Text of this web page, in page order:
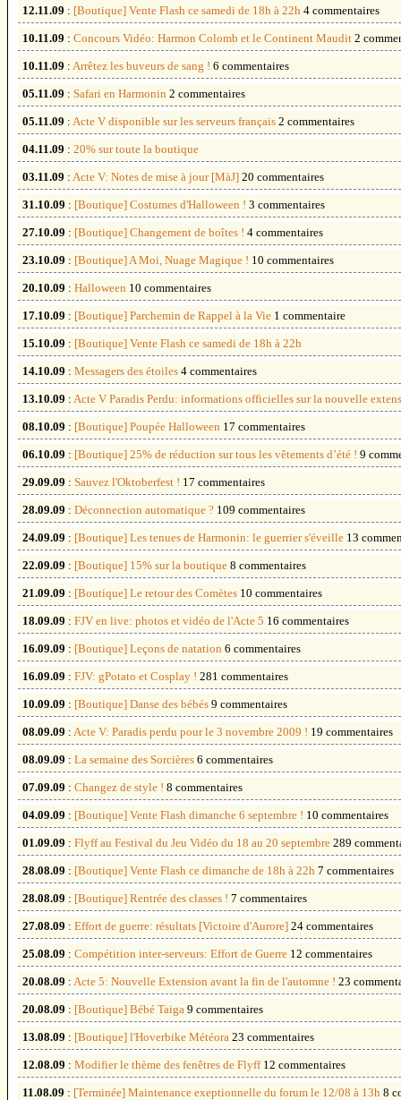
12.11.09 : [Boutique] Vente Flash ce samedi de 18h à 22h 4 commentaires
10.11.09 : Concours Vidéo: Harmon Colomb et le Continent Maudit 2
10.11.09 : Arrêtez les buveurs de sang ! 6 commentaires
05.11.09 : Safari en Harmonin 2 commentaires
05.11.09 : Acte V disponible sur les serveurs français 2 commentaires
04.11.09 : 20% sur toute la boutique
03.11.09 : Acte V: Notes de mise à jour [MàJ] 20 commentaires
31.10.09 : [Boutique] Costumes d'Halloween ! 3 commentaires
27.10.09 : [Boutique] Changement de boîtes ! 4 commentaires
23.10.09 : [Boutique] A Moi, Nuage Magique ! 10 commentaires
20.10.09 : Halloween 10 commentaires
17.10.09 : [Boutique] Parchemin de Rappel à la Vie 1 commentaire
15.10.09 : [Boutique] Vente Flash ce samedi de 18h à 22h
14.10.09 : Messagers des étoiles 4 commentaires
13.10.09 : Acte V Paradis Perdu: informations officielles sur la nouvelle
08.10.09 : [Boutique] Poupée Halloween 17 commentaires
06.10.09 : [Boutique] 25% de réduction sur tous les vêtements d’été ! 9
29.09.09 : Sauvez l'Oktoberfest ! 17 commentaires
28.09.09 : Déconnection automatique ? 109 commentaires
24.09.09 : [Boutique] Les tenues de Harmonin: le guerrier s'éveille 13
22.09.09 : [Boutique] 15% sur la boutique 8 commentaires
21.09.09 : [Boutique] Le retour des Comètes 10 commentaires
18.09.09 : FJV en live: photos et vidéo de l'Acte 5 16 commentaires
16.09.09 : [Boutique] Leçons de natation 6 commentaires
16.09.09 : FJV: gPotato et Cosplay ! 281 commentaires
10.09.09 : [Boutique] Danse des bébés 9 commentaires
08.09.09 : Acte V: Paradis perdu pour le 3 novembre 2009 ! 19 commentaires
08.09.09 : La semaine des Sorcières 6 commentaires
07.09.09 : Changez de style ! 8 commentaires
04.09.09 : [Boutique] Vente Flash dimanche 6 septembre ! 10 commentaires
01.09.09 : Flyff au Festival du Jeu Vidéo du 18 au 20 septembre 289
28.08.09 : [Boutique] Vente Flash ce dimanche de 18h à 22h 7 commentaires
28.08.09 : [Boutique] Rentrée des classes ! 7 commentaires
27.08.09 : Effort de guerre: résultats [Victoire d'Aurore] 24 commentaires
25.08.09 : Compétition inter-serveurs: Effort de Guerre 12 commentaires
20.08.09 : Acte 5: Nouvelle Extension avant la fin de l'automne ! 23
20.08.09 : [Boutique] Bébé Taiga 9 commentaires
13.08.09 : [Boutique] l'Hoverbike Météora 23 commentaires
12.08.09 : Modifier le thème des fenêtres de Flyff 12 commentaires
11.08.09 : [Terminée] Maintenance exeptionnelle du forum le 12/08 à 13h 8